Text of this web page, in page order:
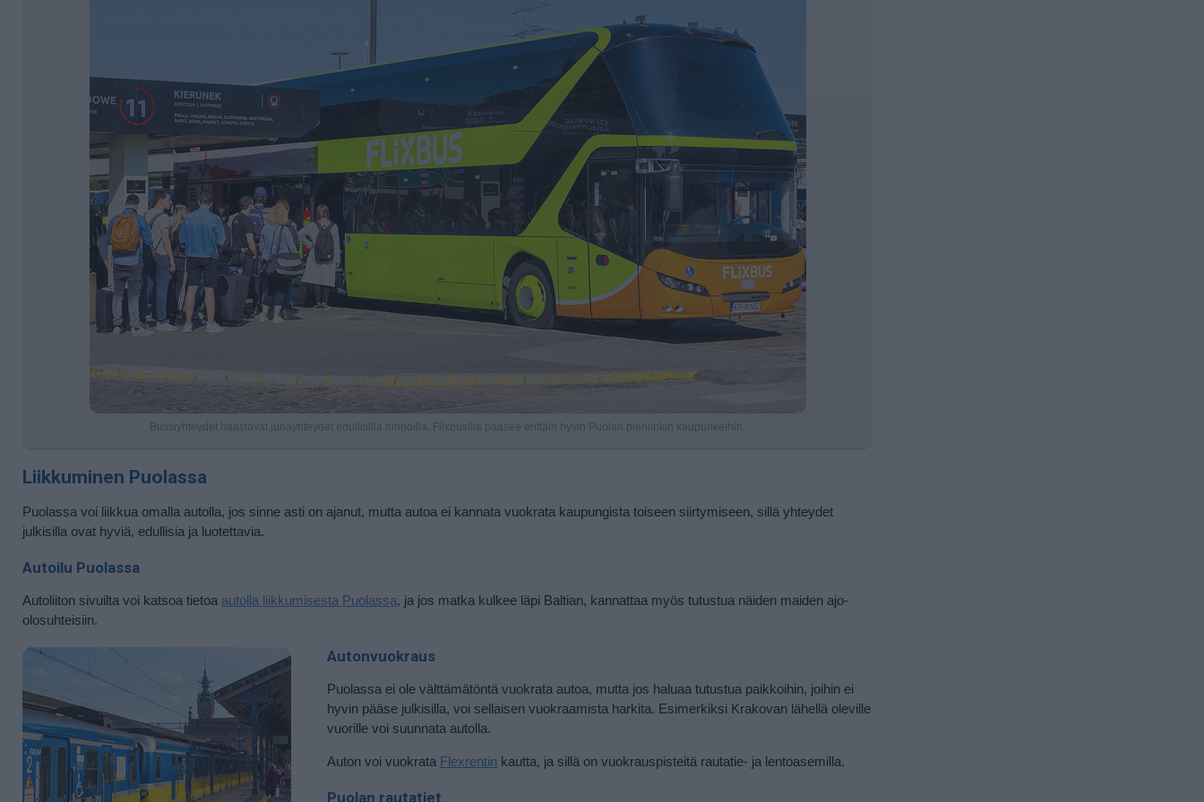
Bussiyhteydet haastavat junayhteydet edullisilla hinnoilla. Flixbusilla pääsee erittäin hyvin Puolan pieniinkin kaupunkeihin.
Liikkuminen Puolassa
Puolassa voi liikkua omalla autolla, jos sinne asti on ajanut, mutta autoa ei kannata vuokrata kaupungista toiseen siirtymiseen, sillä yhteydet
julkisilla ovat hyviä, edullisia ja luotettavia.
Autoilu Puolassa
Autoliiton sivuilta voi katsoa tietoa autolla liikkumisesta Puolassa, ja jos matka kulkee läpi Baltian, kannattaa myös tutustua näiden maiden ajo-
olosuhteisiin.
Autonvuokraus
Puolassa ei ole välttämätöntä vuokrata autoa, mutta jos haluaa tutustua paikkoihin, joihin ei
hyvin pääse julkisilla, voi sellaisen vuokraamista harkita. Esimerkiksi Krakovan lähellä oleville
vuorille voi suunnata autolla.
Auton voi vuokrata Flexrentin kautta, ja sillä on vuokrauspisteitä rautatie- ja lentoasemilla.
Puolan rautatiet